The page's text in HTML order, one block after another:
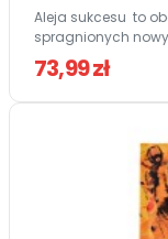
Aleja sukcesu to obowiązkowa lektura dla fanów motorsportu
spragnionych
73,99 zł